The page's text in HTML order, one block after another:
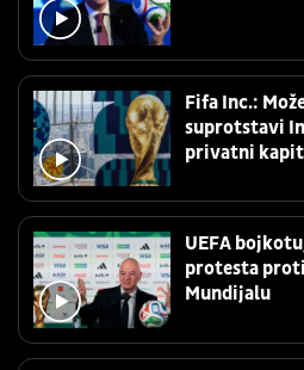
Fifa Inc.:
suprotstavi
privatni
UEFA
protesta
Mundijalu